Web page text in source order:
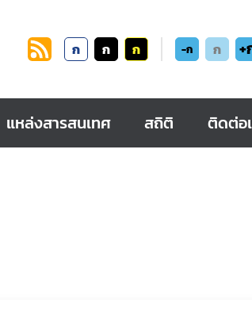
ก ก ก -ก ก +
แหล่งสารสนเทศ สถิติ ติดต่อ